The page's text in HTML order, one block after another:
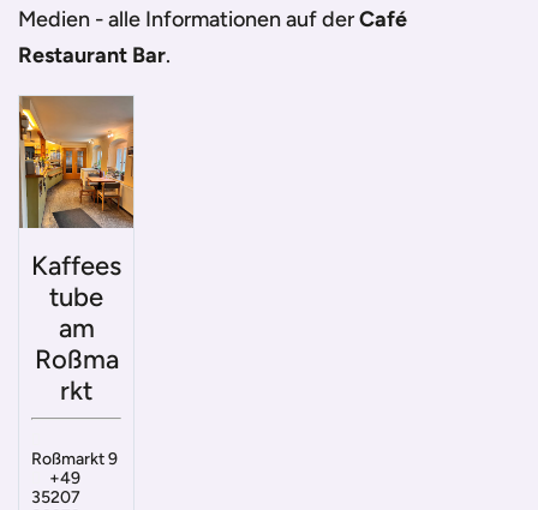
Medien - alle Informationen auf derCafé
Restaurant Bar.
Kaffees
tube
am
Roßma
rkt
Roßmarkt 9
+49
35207